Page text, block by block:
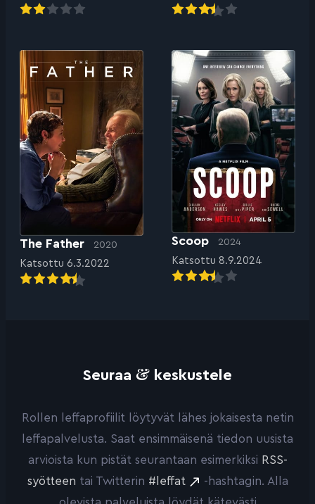
The Father 2020
Katsottu 6.3.2022
Scoop 2024
Katsottu 8.9.2024
Seuraa & keskustele
Rollen leffaprofiilit löytyvät lähes jokaisesta netin
leffapalvelusta. Saat ensimmäisenä tiedon uusista
arvioista kun pistät seurantaan esimerkiksi RSS-
syötteen tai Twitterin #leffat
-hashtagin. Alla